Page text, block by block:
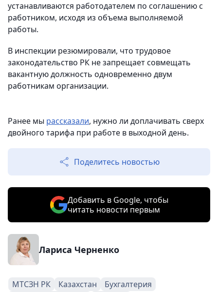
устанавливаются работодателем по соглашению с
работником, исходя из объема выполняемой
работы.
В инспекции резюмировали, что трудовое
законодательство РК не запрещает совмещать
вакантную должность одновременно двум
работникам организации.
Ранее мы рассказали, нужно ли доплачивать сверх
двойного тарифа при работе в выходной день.
Поделитесь новостью
Добавить в Google, чтобы
читать новости первым
Лариса Черненко
МТСЗН РК Казахстан
Бухгалтерия